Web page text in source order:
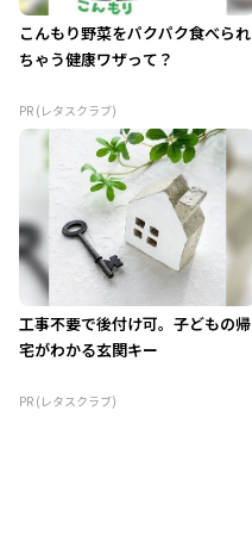
こんもり野菜をパクパク食べられ
ちゃう健康ワザって？
PR (レタスクラブ)
工事不要で後付け可。子どもの帰
宅がわかる玄関キー
PR (レタスクラブ)